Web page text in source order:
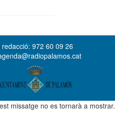
972 60 09 26
missatge no es tornarà a mostrar.